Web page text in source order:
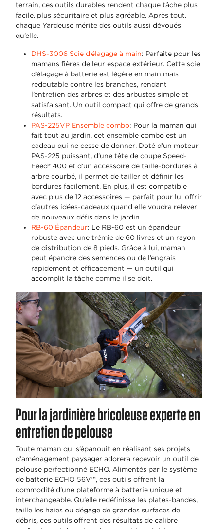
terrain, ces outils durables rendent chaque tâche plus
facile, plus sécuritaire et plus agréable. Après tout,
chaque Yardeuse mérite des outils aussi dévoués
qu’elle.
DHS-3006 Scie d’élagage à main: Parfaite pour les
mamans fières de leur espace extérieur. Cette scie
d’élagage à batterie est légère en main mais
redoutable contre les branches, rendant
l’entretien des arbres et des arbustes simple et
satisfaisant. Un outil compact qui offre de grands
résultats.
PAS-225VP Ensemble combo: Pour la maman qui
fait tout au jardin, cet ensemble combo est un
cadeau qui ne cesse de donner. Doté d’un moteur
PAS-225 puissant, d’une tête de coupe Speed-
Feed® 400 et d’un accessoire de taille-bordures à
arbre courbé, il permet de tailler et définir les
bordures facilement. En plus, il est compatible
avec plus de 12 accessoires — parfait pour lui offrir
d’autres idées-cadeaux quand elle voudra relever
de nouveaux défis dans le jardin.
RB-60 Épandeur: Le RB-60 est un épandeur
robuste avec une trémie de 60 livres et un rayon
de distribution de 8 pieds. Grâce à lui, maman
peut épandre des semences ou de l’engrais
rapidement et efficacement — un outil qui
accomplit la tâche comme il se doit.
Pour la jardinière bricoleuse experte en
entretien de pelouse
Toute maman qui s’épanouit en réalisant ses projets
d’aménagement paysager adorera recevoir un outil de
pelouse perfectionné ECHO. Alimentés par le système
de batterie ECHO 56V™, ces outils offrent la
commodité d’une plateforme à batterie unique et
interchangeable. Qu’elle redéfinisse les plates-bandes,
taille les haies ou dégage de grandes surfaces de
débris, ces outils offrent des résultats de calibre